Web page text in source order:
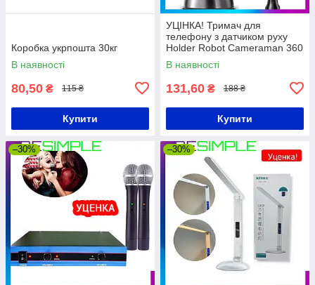
Коробка укрпошта 30кг
В наявності
80,50 ₴ 115 ₴
Купити
УЦІНКА! Тримач для
телефону з датчиком руху
Holder Robot Cameraman 360
/ Поворотний штатив для
смартфона
В наявності
131,60 ₴ 188 ₴
Купити
–30% –30%